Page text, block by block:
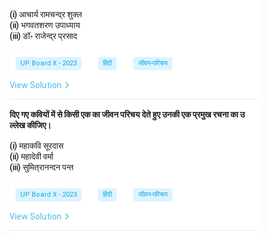
(i) आचार्य रामचन्द्र शुक्ल
(ii) भगवतशरण उपाध्याय
(iii) डॉ॰ राजेन्द्र प्रसाद
UP Board X - 2023 हिंदी जीवन-परिचय
View Solution
दिए गए कवियों में से किसी एक का जीवन परिचय देते हुए उनकी एक प्रमुख रचना का उ
ल्लेख कीजिए।
(i) महाकवि सूरदास
(ii) महादेवी वर्मा
(iii) सुमित्रानन्दन पन्त
UP Board X - 2023 हिंदी जीवन-परिचय
View Solution